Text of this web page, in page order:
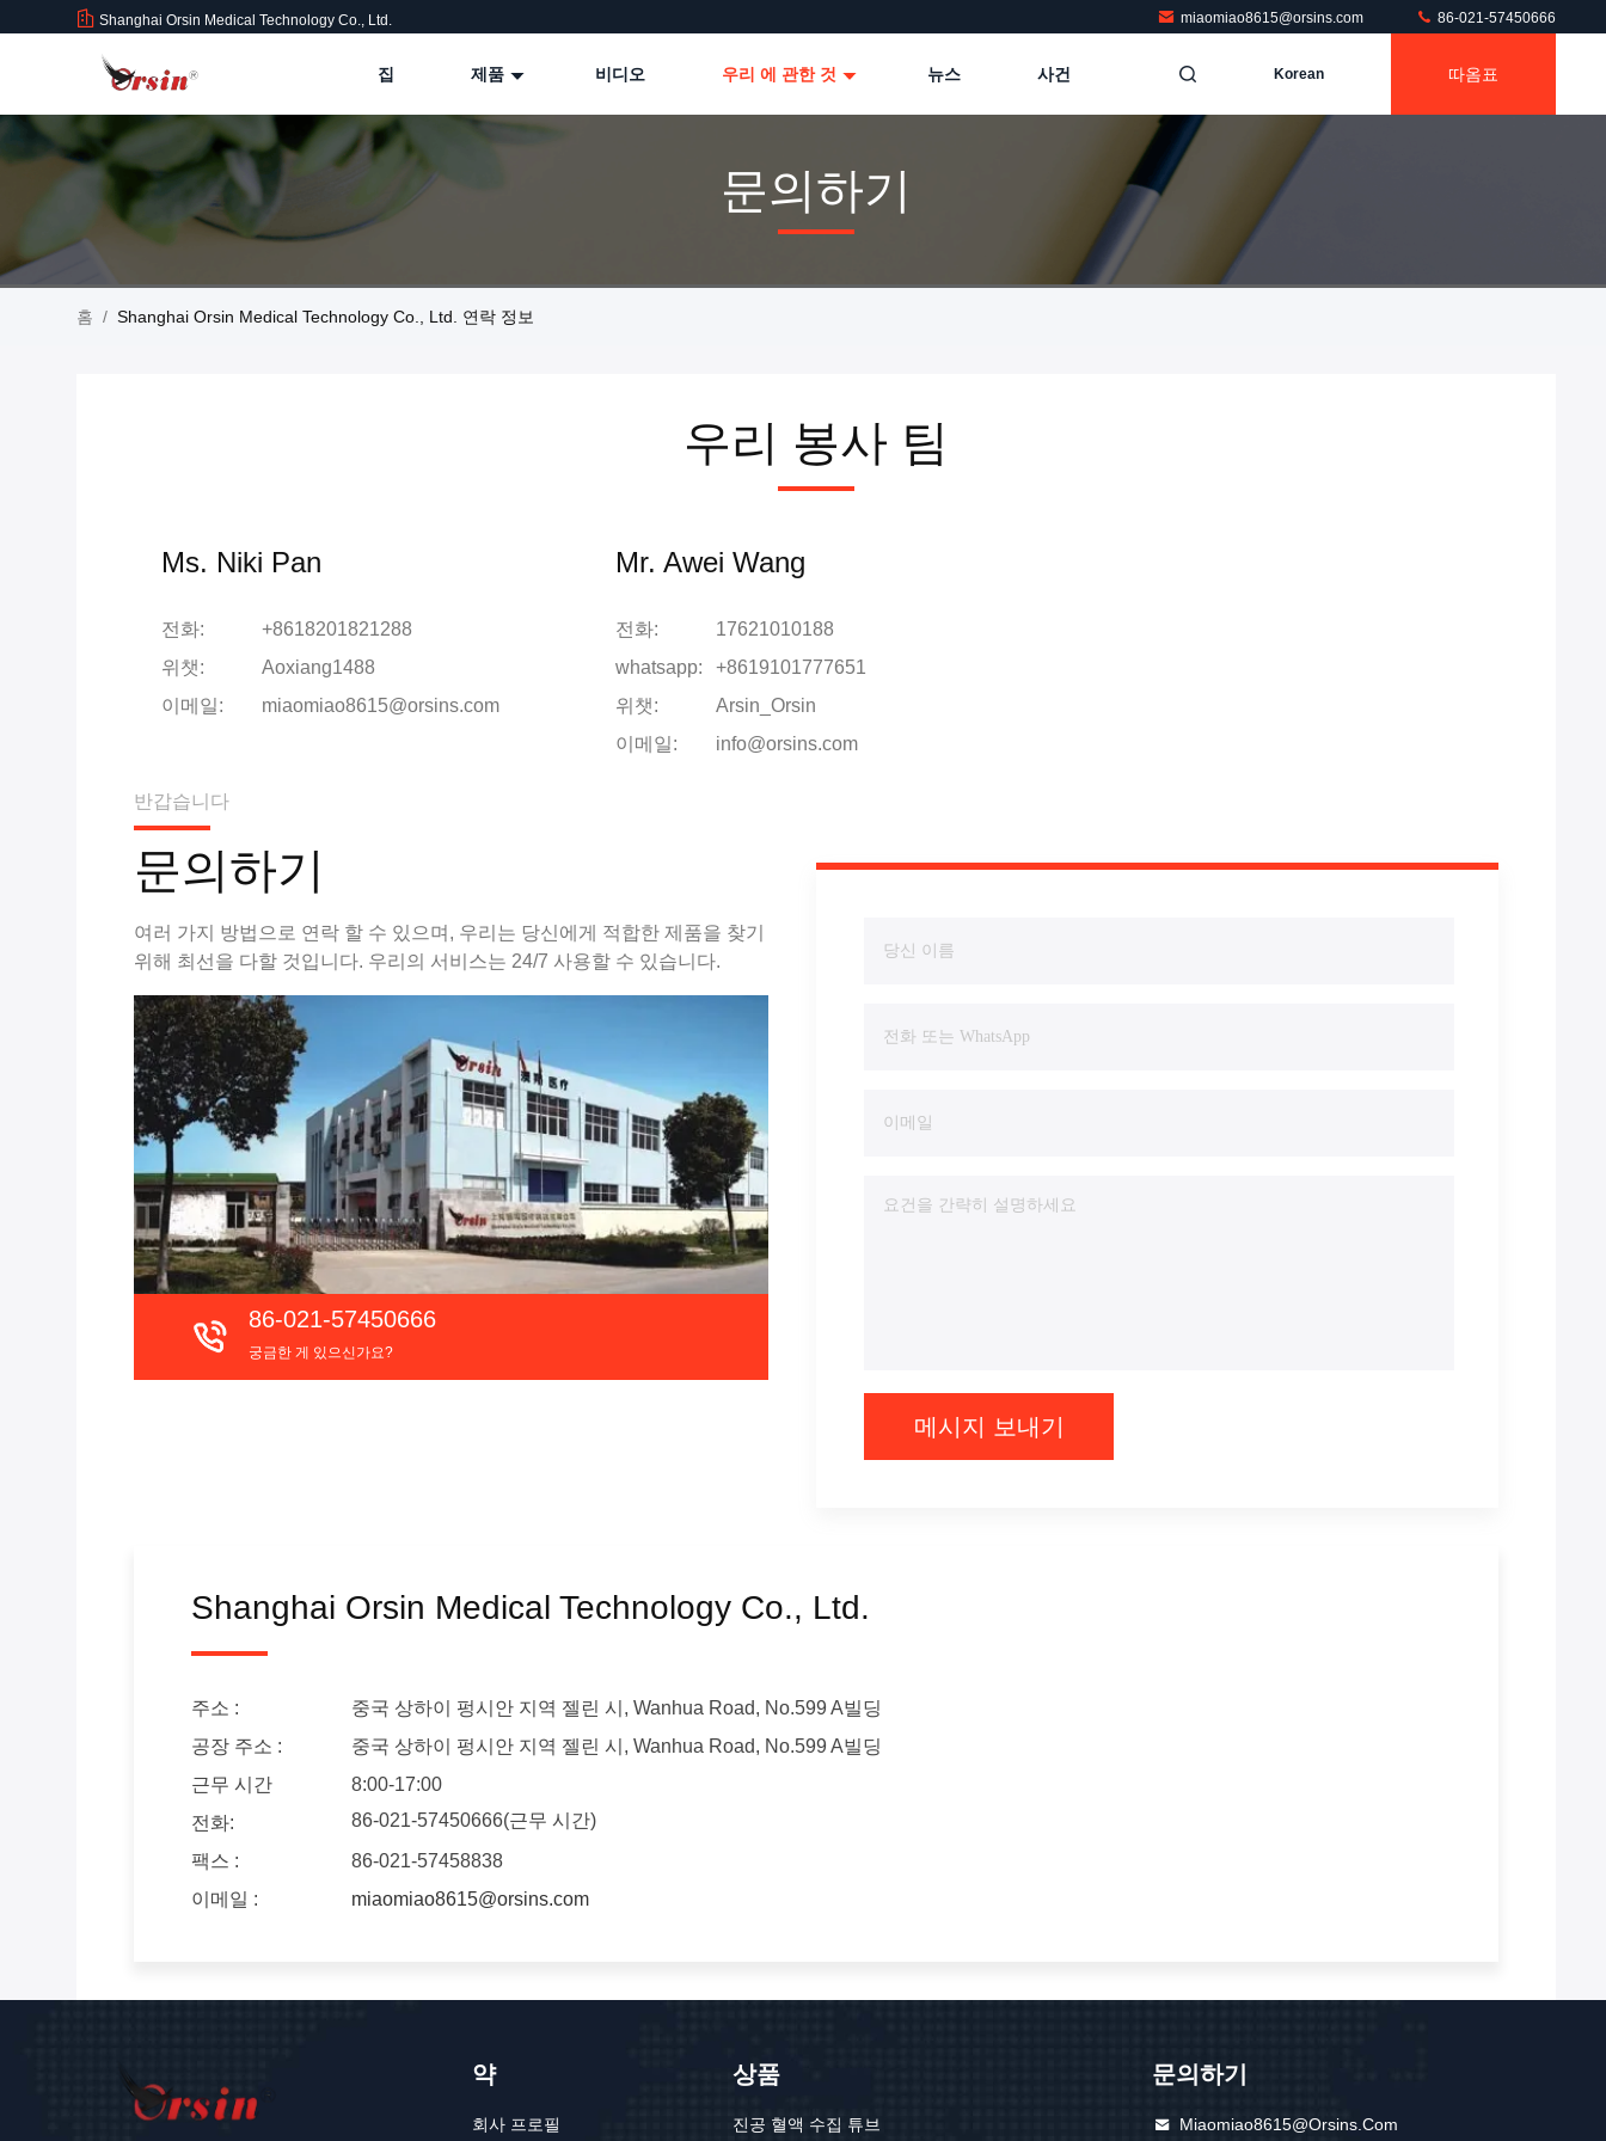
Shanghai Orsin Medical Technology Co., Ltd. miaomiao8615@orsins.com 86-021-57450666
집 제품 비디오 우리 에 관한 것 뉴스 사건 Korean 따옴표
문의하기
홈 / Shanghai Orsin Medical Technology Co., Ltd. 연락 정보
우리 봉사 팀
Ms. Niki Pan
전화:
+8618201821288
위챗:
Aoxiang1488
이메일:
miaomiao8615@orsins.com
Mr. Awei Wang
전화:
17621010188
whatsapp:
+8619101777651
위챗:
Arsin_Orsin
이메일:
info@orsins.com
반갑습니다
문의하기
여러 가지 방법으로 연락 할 수 있으며, 우리는 당신에게 적합한 제품을 찾기
위해 최선을 다할 것입니다. 우리의 서비스는 24/7 사용할 수 있습니다.
86-021-57450666
궁금한 게 있으신가요?
메시지 보내기
Shanghai Orsin Medical Technology Co., Ltd.
주소 :
중국 상하이 펑시안 지역 젤린 시, Wanhua Road, No.599 A빌딩
공장 주소 :
중국 상하이 펑시안 지역 젤린 시, Wanhua Road, No.599 A빌딩
근무 시간
8:00-17:00
전화:
86-021-57450666(근무 시간)
팩스 :
86-021-57458838
이메일 :
miaomiao8615@orsins.com
약
회사 프로필
상품
진공 혈액 수집 튜브
문의하기
Miaomiao8615@orsins.com